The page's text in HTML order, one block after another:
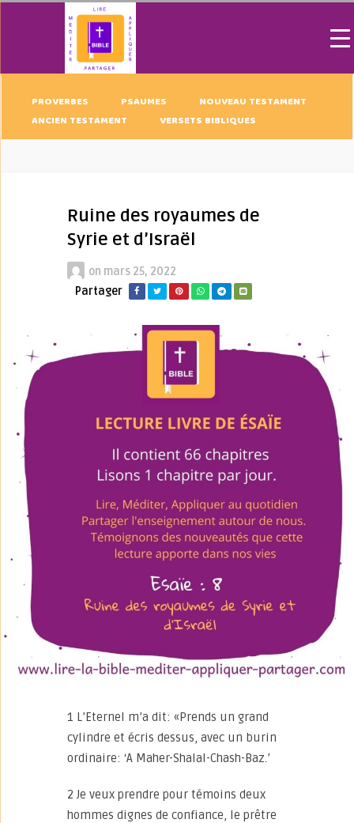
PROVERBES PSAUMES
NOUVEAU TESTAMENT
ANCIEN TESTAMENT
VERSETS BIBLIQUES
Ruine des royaumes de
Syrie et d’Israël
on mars 25, 2022
Partager
1 L’Eternel m’a dit: «Prends un grand
cylindre et écris dessus, avec un burin
ordinaire: ‘A Maher-Shalal-Chash-Baz.’
2 Je veux prendre pour témoins deux
hommes dignes de confiance, le prêtre